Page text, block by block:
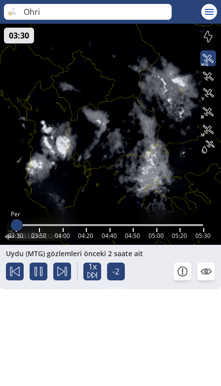
Ohri
Per
03:30 03:50 04:00 04:20 04:40 04:50 05:00 05:20 05:30
03:30
Uydu (MTG) gözlemleri önceki 2 saate ait
1x
-2